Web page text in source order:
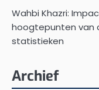
Wahbi Khazri:
hoogtepunten van
statistieken
Archief